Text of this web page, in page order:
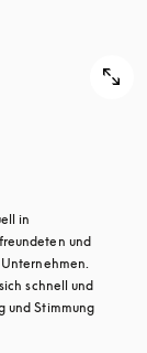
in
und
schnell und
und Stimmung